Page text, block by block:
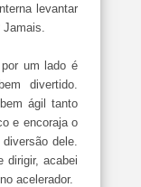
levantar
um lado é
divertido.
ágil tanto
e encoraja o
dele.
dirigir, acabei
acelerador.